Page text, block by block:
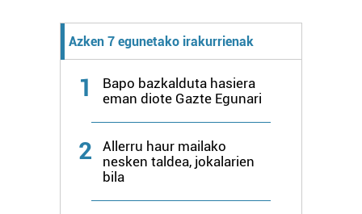
Azken 7 egunetako irakurrienak
1
Bapo bazkalduta hasiera
eman diote Gazte Egunari
2
Allerru haur mailako
nesken taldea, jokalarien
bila